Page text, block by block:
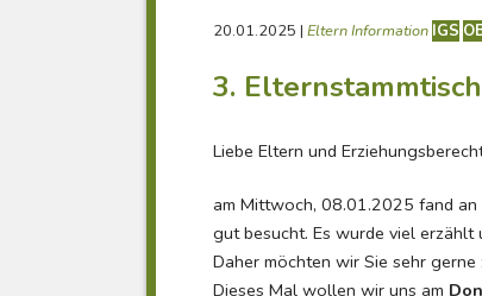
20.01.2025 | Eltern Information IGS
3.
Liebe Eltern und
am Mittwoch, 08.01.2025 fand an
gut besucht. Es wurde viel
Daher möchten wir Sie sehr
Dieses Mal wollen wir uns am